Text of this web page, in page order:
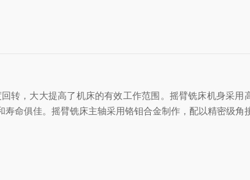
转，大大提高了机床的有效工作范围。摇臂铣床机身采用
命俱佳。摇臂铣床主轴采用铬钼合金制作，配以精密级角